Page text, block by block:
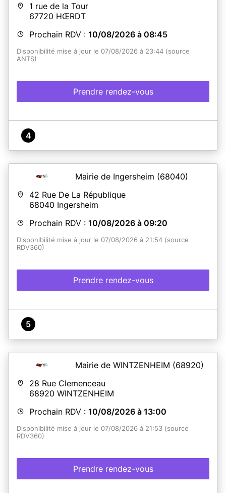
1 rue de la Tour
67720 HŒRDT
Prochain RDV : 10/08/2026 à 08:45
Disponibilité mise à jour le 07/08/2026 à 23:44 (source
ANTS)
Prendre rendez-vous
4
Mairie de Ingersheim (68040)
42 Rue De La République
68040 Ingersheim
Prochain RDV : 10/08/2026 à 09:20
Disponibilité mise à jour le 07/08/2026 à 21:54 (source
RDV360)
Prendre rendez-vous
5
Mairie de WINTZENHEIM (68920)
28 Rue Clemenceau
68920 WINTZENHEIM
Prochain RDV : 10/08/2026 à 13:00
Disponibilité mise à jour le 07/08/2026 à 21:53 (source
RDV360)
Prendre rendez-vous